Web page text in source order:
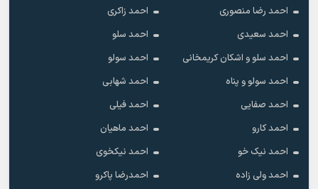
احمد رضا منصوری
احمد زاکری
احمد سعیدی
احمد سلو
احمد سلو و اشکان کریمخانی
احمد سولو
احمد سولو و پناه
احمد شهابی
احمد صفایی
احمد فیلی
احمد کارو
احمد ماهیان
احمد نیک خو
احمد نیکخوی
احمد ولی زاده
احمدرضا پاکرو